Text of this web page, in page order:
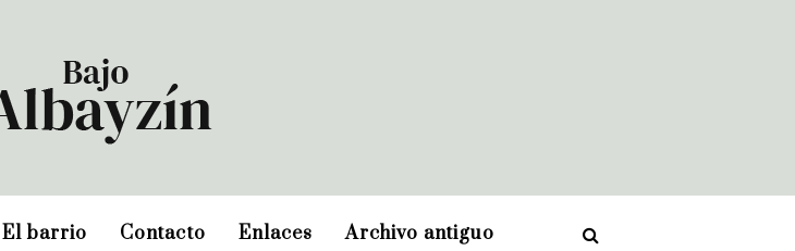
El barrio Contacto Enlaces Archivo antiguo